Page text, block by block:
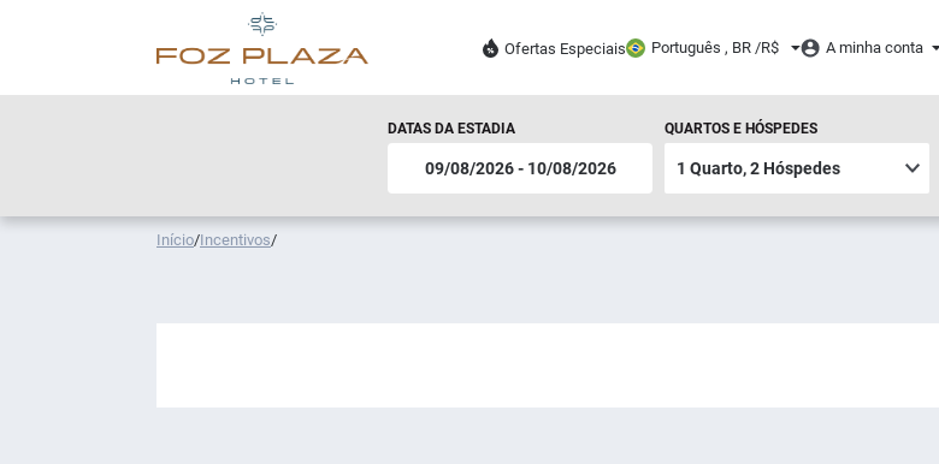
Ofertas Especiais Português , BR /R$ A minha conta
DATAS DA ESTADIA QUARTOS E HÓSPEDES
Início/Incentivos/